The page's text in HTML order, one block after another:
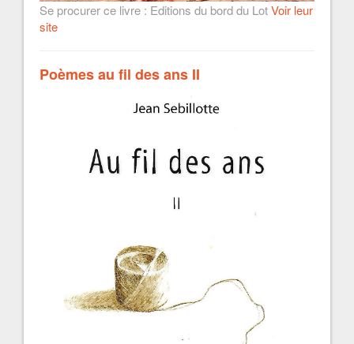
Se procurer ce livre : Editions du bord du LotVoir leur
site
Poèmes au fil des ans II